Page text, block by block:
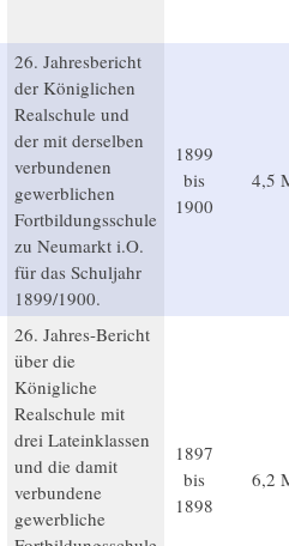
26. Jahresbericht
der Königlichen
Realschule und
der mit derselben
verbundenen
gewerblichen
Fortbildungsschule
zu Neumarkt i.O.
für das Schuljahr
1899/1900.
1899
bis
1900
4,5
26. Jahres-Bericht
über die
Königliche
Realschule mit
drei Lateinklassen
und die damit
verbundene
gewerbliche
1897
bis
1898
6,2